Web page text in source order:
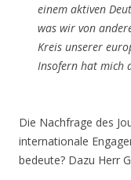
einem aktiven
was wir von
Kreis unserer
Insofern hat mich
Die Nachfrage des
internationale
bedeute? Dazu Herr